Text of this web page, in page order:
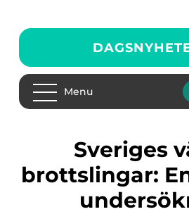
Menu
Sveriges värsta
brottslingar: